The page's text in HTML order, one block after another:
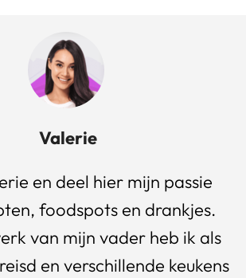
Valerie
en deel hier mijn passie
foodspots en drankjes.
van mijn vader heb ik als
en verschillende keukens